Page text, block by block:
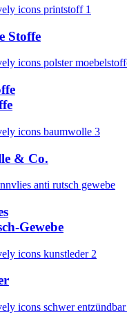
Stoffe
& Co.
Gewebe